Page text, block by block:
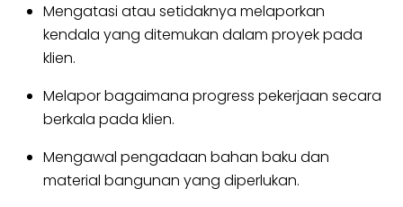
Mengatasi atau setidaknya melaporkan
kendala yang ditemukan dalam proyek pada
klien.
Melapor bagaimana progress pekerjaan secara
berkala pada klien.
Mengawal pengadaan bahan baku dan
material bangunan yang diperlukan.